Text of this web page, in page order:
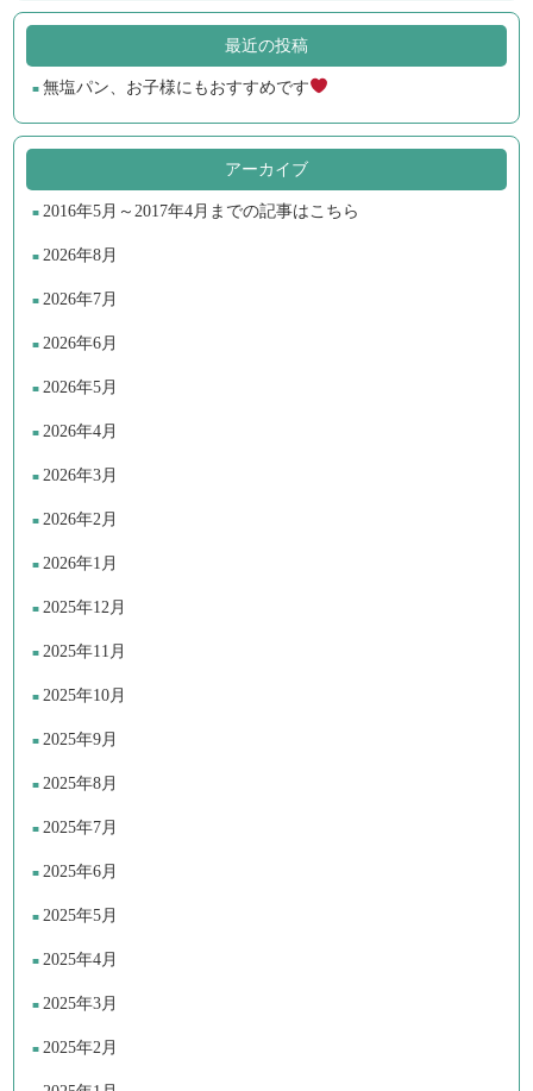
最近の投稿
無塩パン、お子様にもおすすめです
アーカイブ
2016年5月～2017年4月までの記事はこちら
2026年8月
2026年7月
2026年6月
2026年5月
2026年4月
2026年3月
2026年2月
2026年1月
2025年12月
2025年11月
2025年10月
2025年9月
2025年8月
2025年7月
2025年6月
2025年5月
2025年4月
2025年3月
2025年2月